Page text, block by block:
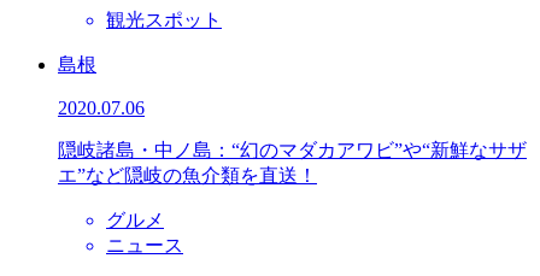
観光スポット
島根
2020.07.06
隠岐諸島・中ノ島：“幻のマダカアワビ”や“新鮮なサザ
エ”など隠岐の魚介類を直送！
グルメ
ニュース